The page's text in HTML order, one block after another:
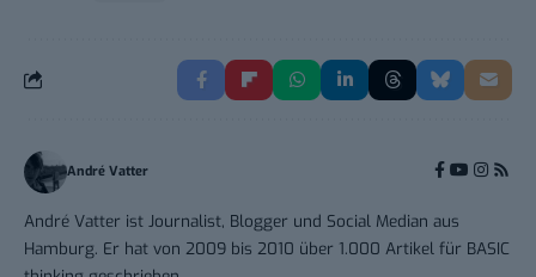
André Vatter
André Vatter ist Journalist, Blogger und Social Median aus
Hamburg. Er hat von 2009 bis 2010 über 1.000 Artikel für BASIC